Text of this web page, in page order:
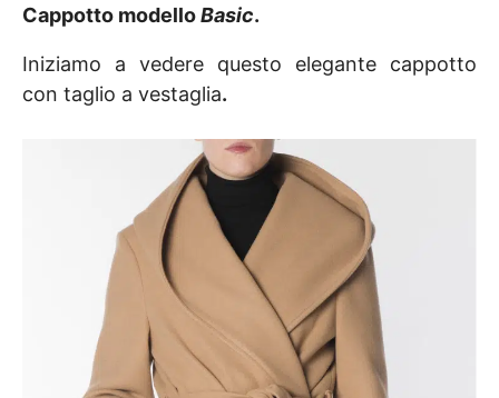
Cappotto modelloBasic.
Iniziamo a vedere questo elegante cappotto
con taglio a vestaglia.